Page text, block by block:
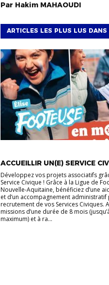
Par Hakim MAHAOUDI
ARTICLES LES PLUS LUS DANS
ACCUEILLIR UN(E) SERVICE
Développez vos projets associatifs
Service Civique ! Grâce à la Ligue de
Nouvelle-Aquitaine, bénéficiez d’une
et d’un accompagnement administratif
recrutement de vos Services Civiques.
missions d’une durée de 8 mois
maximum) et à ra...